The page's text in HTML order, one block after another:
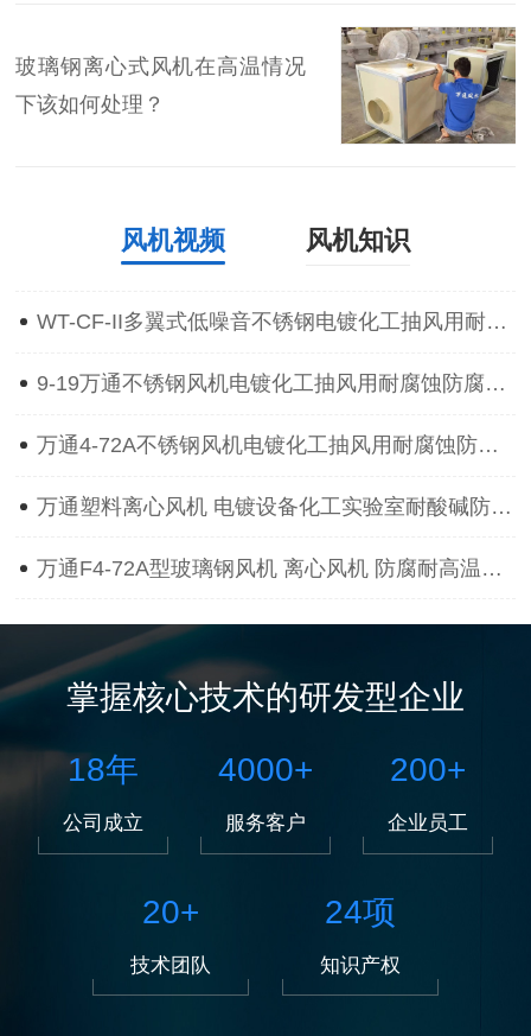
玻璃钢离心式风机在高温情况
下该如何处理？
风机视频 风机知识
WT-CF-II多翼式低噪音不锈钢电镀化工抽风用耐腐蚀防腐离心通风机
9-19万通不锈钢风机电镀化工抽风用耐腐蚀防腐防爆离心通风机
万通4-72A不锈钢风机电镀化工抽风用耐腐蚀防腐防爆离心通风机
万通塑料离心风机 电镀设备化工实验室耐酸碱防腐蚀抽风用通风机
万通F4-72A型玻璃钢风机 离心风机 防腐耐高温离心风机
掌握核心技术的研发型企业
18年
公司成立
4000+
服务客户
200+
企业员工
20+
技术团队
24项
知识产权